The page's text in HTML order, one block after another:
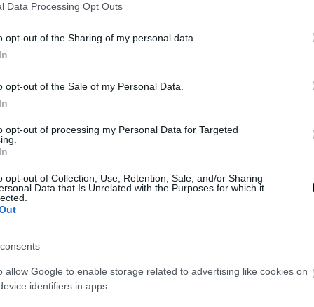
Data Processing Opt Outs
opt-out of the Sharing of my personal data.
opt-out of the Sale of my Personal Data.
opt-out of processing my Personal Data for Targeted
opt-out of Collection, Use, Retention, Sale, and/or Sharing
Data that Is Unrelated with the Purposes for which it
allow Google to enable storage related to advertising like cookies on
identifiers in apps.
τριάδα” στρατηγικών όπλων να τεθεί σε
ετοιμότητας προκειμένου να υποστηρίξουν
δυνάμεις.
δόθηκε στην διάρκεια της συνομιλιών του
με ανώτατους αξιωματούχους της
που υπήρξαν στον τομέα των κυρώσεων
της Δύσης έναντι της Ρωσίας ή όπως
μετά τα «επιθετικά σχόλια» των χωρών
ότι σε υψηλό, αλλά όχι στο ανώτατο,